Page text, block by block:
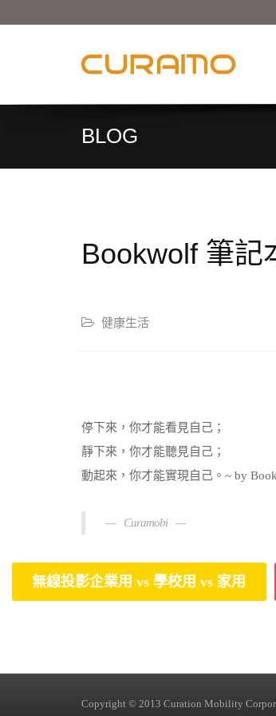
BLOG
Bookwolf 筆記
健康生活
停下來，你才能看見自己；
靜下來，你才能聽見自己；
動起來，你才能實現自己。~ by
Curamobi
無線投影企業用 vs 學校用 vs 家用
Copyright © 2013 Curation Mobility